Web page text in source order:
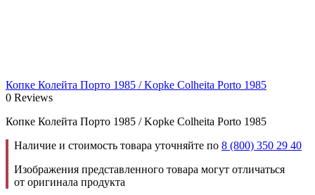
Копке Колейта Порто 1985 / Kopke Colheita Porto 1985
0 Reviews
Копке Колейта Порто 1985 / Kopke Colheita Porto 1985
Наличие и стоимость товара уточняйте по 8 (800) 350 29 40
Изображения представленного товара могут отличаться
от оригинала продукта